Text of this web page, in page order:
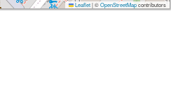
Leaflet|©OpenStreetMapcontributors